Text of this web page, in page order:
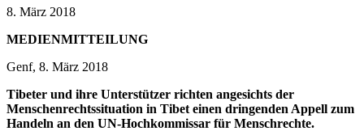
8. März 2018
MEDIENMITTEILUNG
Genf, 8. März 2018
Tibeter und ihre Unterstützer richten angesichts der
Menschenrechtssituation in Tibet einen dringenden Appell zum
Handeln an den UN-Hochkommissar für Menschrechte.